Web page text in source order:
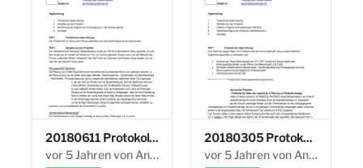
20180611 Protokoll 23. Steuerungskreis.pdf
vor 5 Jahren von Anni Schlumberger
20180305 Protokoll 22. Steuerungskreis.pdf
vor 5 Jahren von Anni Schlumberger